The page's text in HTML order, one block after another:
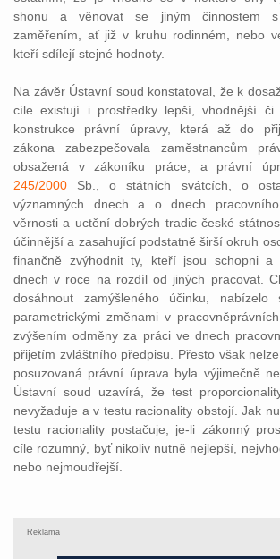
shonu a věnovat se jiným činnostem
zaměřením, ať již v kruhu rodinném, nebo
kteří sdílejí stejné hodnoty.
Na závěr Ústavní soud konstatoval, že k
cíle existují i prostředky lepší, vhodnější či
konstrukce právní úpravy, která až do
zákona zabezpečovala zaměstnancům
obsažená v zákoníku práce, a právní
245/2000 Sb., o státních svátcích, o
významných dnech a o dnech
věrnosti a uctění dobrých tradic české
účinnější a zasahující podstatně širší okruh
finančně zvýhodnit ty, kteří jsou schopni a
dnech v roce na rozdíl od jiných pracovat.
dosáhnout zamýšleného účinku,
parametrickými změnami v
zvýšením odměny za práci ve dnech
přijetím zvláštního předpisu. Přesto však
posuzovaná právní úprava byla výjimečně
Ústavní soud uzavírá, že test
nevyžaduje a v testu racionality obstojí. Jak
testu racionality postačuje, je-li zákonný
cíle rozumný, byť nikoliv nutně nejlepší,
nebo nejmoudřejší.
Reklama